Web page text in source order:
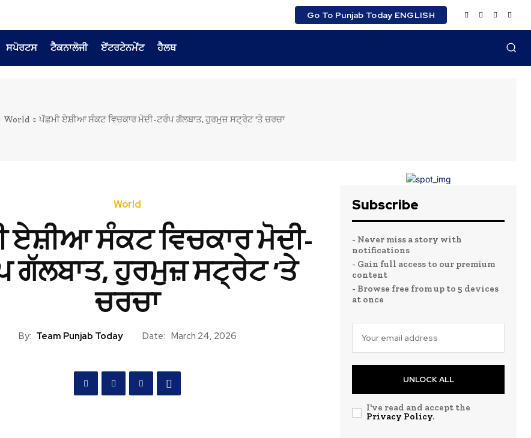
Go To Punjab Today ENGLISH
ਸਪੋਰਟਸ ਟੈਕਨਾਲੋਜੀ ਏਂਟਰਟੇਨਮੇਂਟ ਹੈਲਥ
World ਪੱਛਮੀ ਏਸ਼ੀਆ ਸੰਕਟ ਵਿਚਕਾਰ ਮੋਦੀ-ਟਰੰਪ ਗੱਲਬਾਤ, ਹੁਰਮੁਜ਼ ਸਟ੍ਰੇਟ 'ਤੇ ਚਰਚਾ
World
ਏਸ਼ੀਆ ਸੰਕਟ ਵਿਚਕਾਰ ਮੋਦੀ-
ਗੱਲਬਾਤ, ਹੁਰਮੁਜ਼ ਸਟ੍ਰੇਟ ‘ਤੇ
ਚਰਚਾ
By: Team Punjab Today Date: March 24, 2026
Subscribe
- Never miss a story with
notifications
- Gain full access to our premium
content
- Browse free from up to 5 devices
at once
UNLOCK ALL
I've read and accept the
Privacy Policy.